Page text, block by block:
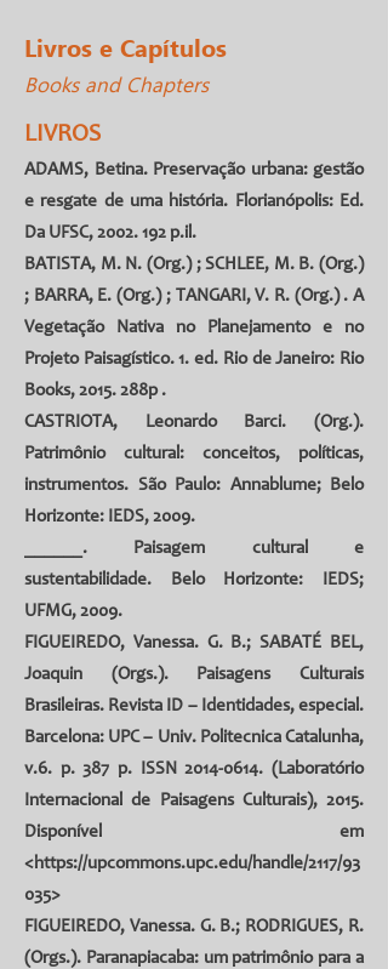
Livros e Capítulos
Books and Chapters
LIVROS
ADAMS, Betina. Preservação urbana: gestão
e resgate de uma história. Florianópolis: Ed.
Da UFSC, 2002. 192 p.il.
BATISTA, M. N. (Org.) ; SCHLEE, M. B. (Org.)
; BARRA, E. (Org.) ; TANGARI, V. R. (Org.) . A
Vegetação Nativa no Planejamento e no
Projeto Paisagístico. 1. ed. Rio de Janeiro: Rio
Books, 2015. 288p .
CASTRIOTA, Leonardo Barci. (Org.).
Patrimônio cultural: conceitos, políticas,
instrumentos. São Paulo: Annablume; Belo
Horizonte: IEDS, 2009.
______. Paisagem cultural e
sustentabilidade. Belo Horizonte: IEDS;
UFMG, 2009.
FIGUEIREDO, Vanessa. G. B.; SABATÉ BEL,
Joaquin (Orgs.). Paisagens Culturais
Brasileiras. Revista ID – Identidades, especial.
Barcelona: UPC – Univ. Politecnica Catalunha,
v.6. p. 387 p. ISSN2014-0614. (Laboratório
Internacional de Paisagens Culturais), 2015.
Disponível em
<https://upcommons.upc.edu/handle/2117/93
035>
FIGUEIREDO, Vanessa. G. B.; RODRIGUES, R.
(Orgs.). Paranapiacaba: um patrimônio para a